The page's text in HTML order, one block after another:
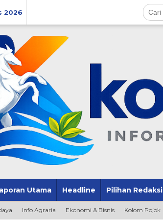
2026
Utama Headline Pilihan Redaksi
Info Agraria Ekonomi & Bisnis Kolom Pojok